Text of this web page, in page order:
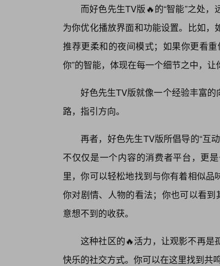
而好色先生TV版🔥的“智能”之处
为你优化播放界面和功能设置。比如
推荐更柔和的夜间模式；如果你更看
你”的智能，体现在每一个细节之中，
好色先生TV版就像一个经验丰富
路，指引方向。
再者，好色先生TV版所倡导的“互
不仅仅是一个内容的消费者平台，更
里，你可以轻松地找到与你有着相似
你对剧情、人物的看法；你也可以看
意想不到的收获。
这种社区的🔥活力，让观影不再
快乐的社交方式。你可以在这里找到共